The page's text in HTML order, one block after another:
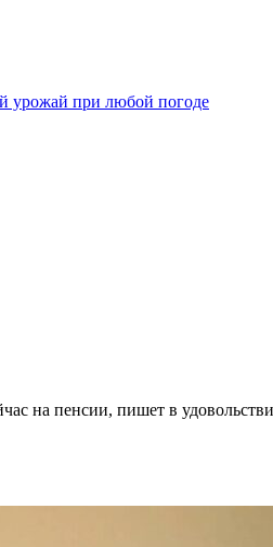
урожай при любой погоде
на пенсии, пишет в